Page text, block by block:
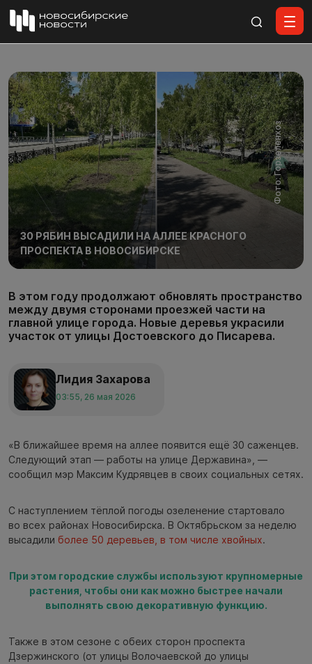
Фото: Горзеленхоз
30 РЯБИН ВЫСАДИЛИ НА АЛЛЕЕ КРАСНОГО
ПРОСПЕКТА В НОВОСИБИРСКЕ
В этом году продолжают обновлять пространство
между двумя сторонами проезжей части на
главной улице города. Новые деревья украсили
участок от улицы Достоевского до Писарева.
Лидия Захарова
03:55, 26 мая 2026
«В ближайшее время на аллее появится ещё 30 саженцев.
Следующий этап — работы на улице Державина», —
сообщил мэр Максим Кудрявцев в своих социальных сетях.
С наступлением тёплой погоды озеленение стартовало
во всех районах Новосибирска. В Октябрьском за неделю
высадили более 50 деревьев, в том числе хвойных.
При этом городские службы используют крупномерные
растения, чтобы они как можно быстрее начали
выполнять свою декоративную функцию.
Также в этом сезоне с обеих сторон проспекта
Дзержинского (от улицы Волочаевской до улицы